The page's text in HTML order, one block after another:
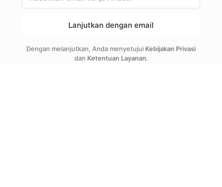
Lanjutkan dengan email
Dengan melanjutkan, Anda menyetujui Kebijakan Privasi
dan Ketentuan Layanan.